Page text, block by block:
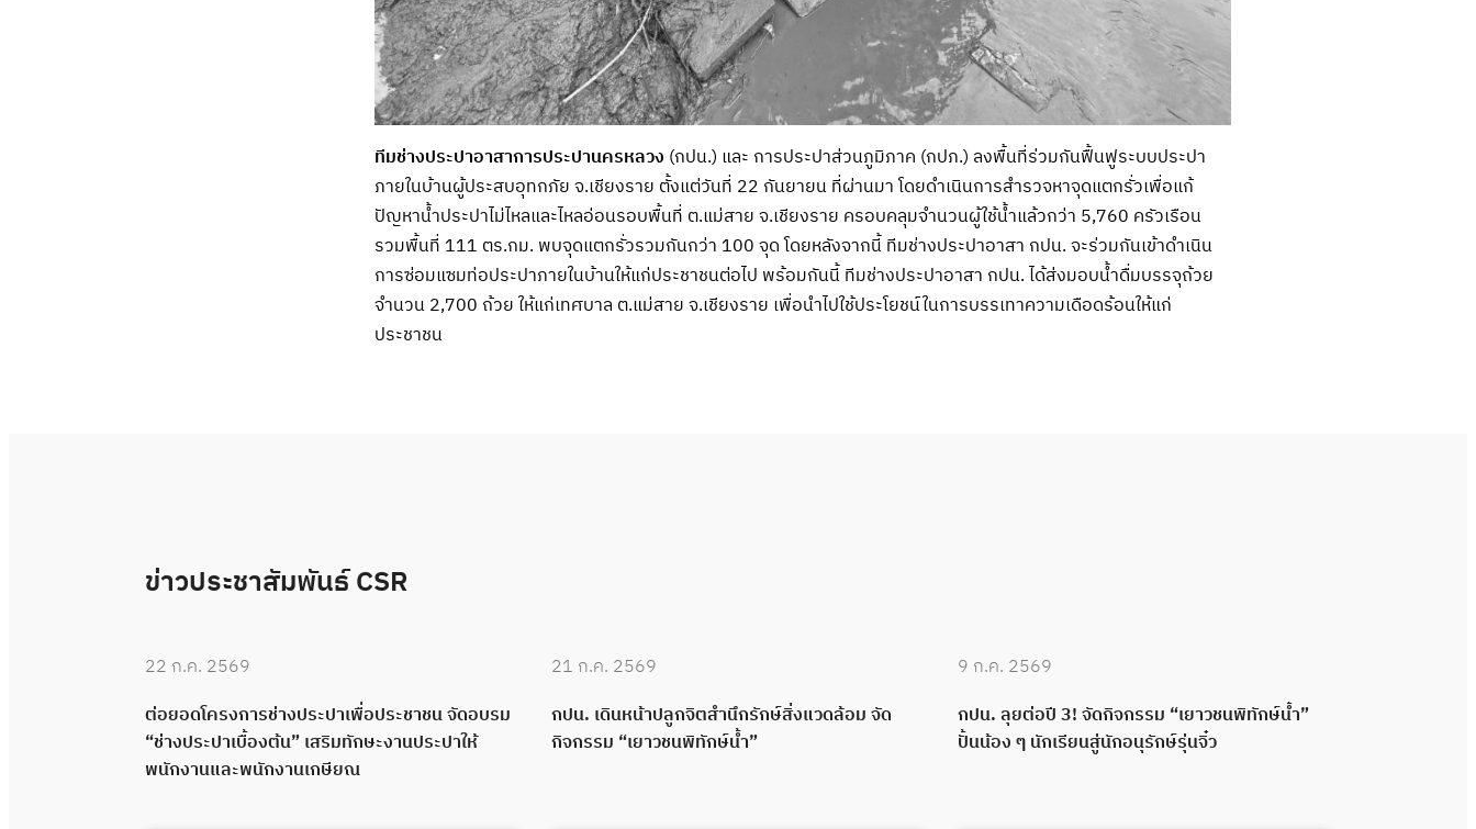
ทีมช่างประปาอาสาการประปานครหลวง (กปน.) และ การประปาส่วนภูมิภาค (กปภ.) ลงพื้นที่ร่วมกันฟื้นฟูระบบประปา
ภายในบ้านผู้ประสบอุทกภัย จ.เชียงราย ตั้งแต่วันที่ 22 กันยายน ที่ผ่านมา โดยดำเนินการสำรวจหาจุดแตกรั่วเพื่อแก้
ปัญหาน้ำประปาไม่ไหลและไหลอ่อนรอบพื้นที่ ต.แม่สาย จ.เชียงราย ครอบคลุมจำนวนผู้ใช้น้ำแล้วกว่า 5,760 ครัวเรือน
รวมพื้นที่ 111 ตร.กม. พบจุดแตกรั่วรวมกันกว่า 100 จุด โดยหลังจากนี้ ทีมช่างประปาอาสา กปน. จะร่วมกันเข้าดำเนิน
การซ่อมแซมท่อประปาภายในบ้านให้แก่ประชาชนต่อไป พร้อมกันนี้ ทีมช่างประปาอาสา กปน. ได้ส่งมอบน้ำดื่มบรรจุถ้วย
จำนวน 2,700 ถ้วย ให้แก่เทศบาล ต.แม่สาย จ.เชียงราย เพื่อนำไปใช้ประโยชน์ในการบรรเทาความเดือดร้อนให้แก่
ประชาชน
ข่าวประชาสัมพันธ์ CSR
22 ก.ค. 2569
ต่อยอดโครงการช่างประปาเพื่อประชาชน จัดอบรม
“ช่างประปาเบื้องต้น” เสริมทักษะงานประปาให้
พนักงานและพนักงานเกษียณ
21 ก.ค. 2569
กปน. เดินหน้าปลูกจิตสำนึกรักษ์สิ่งแวดล้อม จัด
กิจกรรม “เยาวชนพิทักษ์น้ำ”
9 ก.ค. 2569
กปน. ลุยต่อปี 3! จัดกิจกรรม “เยาวชนพิทักษ์น้ำ”
ปั้นน้อง ๆ นักเรียนสู่นักอนุรักษ์รุ่นจิ๋ว